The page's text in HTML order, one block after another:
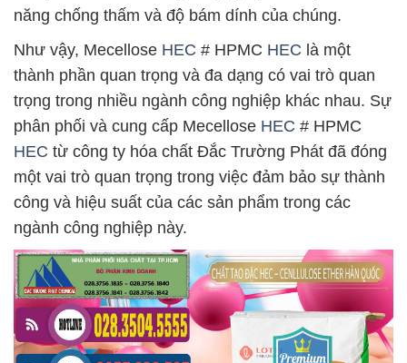
năng chống thấm và độ bám dính của chúng.
Như vậy, Mecellose HEC # HPMC HEC là một
thành phần quan trọng và đa dạng có vai trò quan
trọng trong nhiều ngành công nghiệp khác nhau. Sự
phân phối và cung cấp Mecellose HEC # HPMC
HEC từ công ty hóa chất Đắc Trường Phát đã đóng
một vai trò quan trọng trong việc đảm bảo sự thành
công và hiệu suất của các sản phẩm trong các
ngành công nghiệp này.